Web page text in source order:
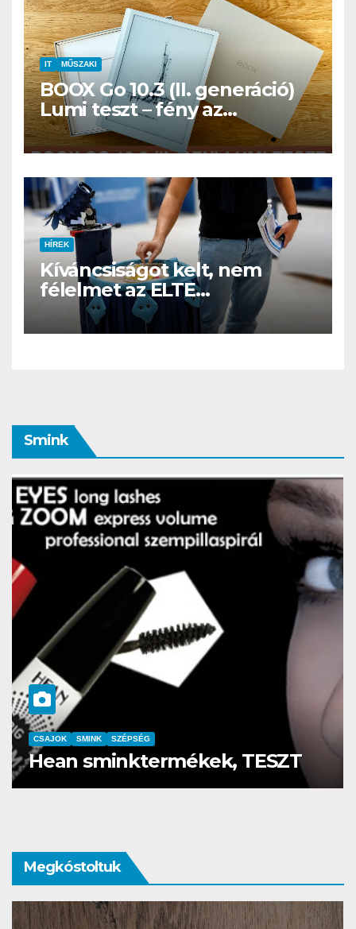
IT MŰSZAKI
BOOX Go 10.3 (II. generáció)
Lumi teszt – fény az
éjszakában, fél könyvtár a
családi csomagban
HÍREK
Kíváncsiságot kelt, nem
félelmet az ELTE
etológusainak felszolgáló
robotja
Smink
SMINK SZÉPSÉG
laminálás-az meg
Az
Megkóstoltuk